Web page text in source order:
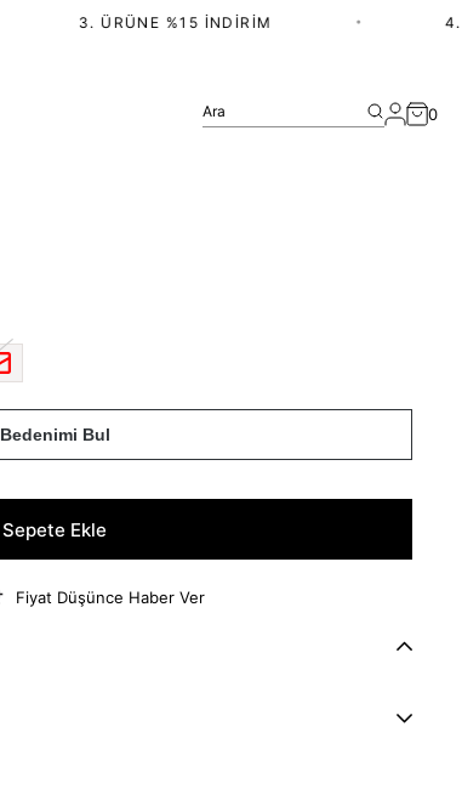
3. ÜRÜNE %15 İNDIRIM 4.
Ara 0
Bedenimi Bul
Fiyat Düşünce Haber Ver